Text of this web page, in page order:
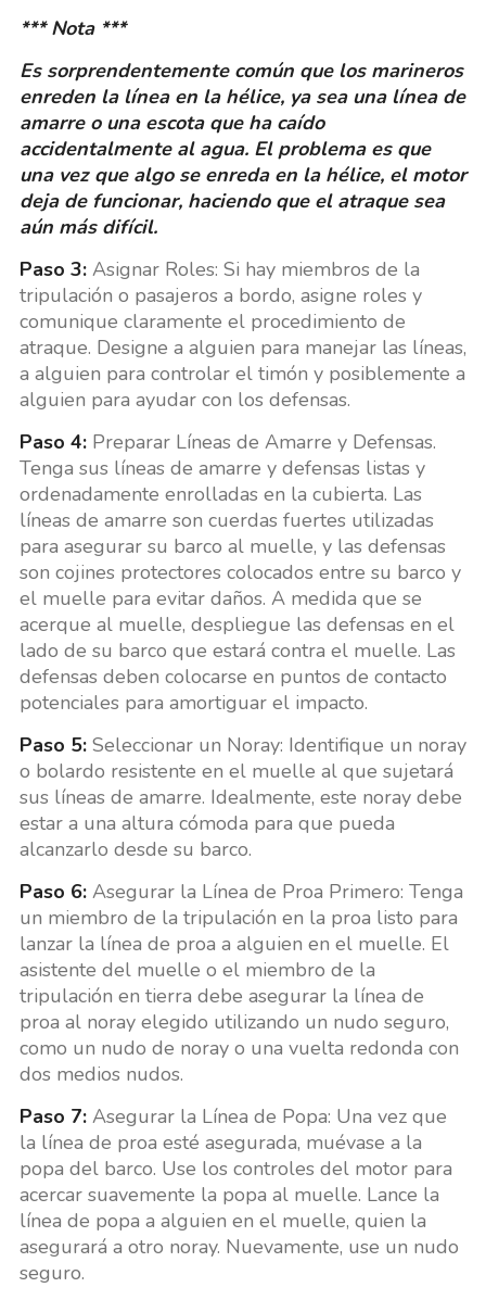
*** Nota ***
Es sorprendentemente común que los marineros
enreden la línea en la hélice, ya sea una línea de
amarre o una escota que ha caído
accidentalmente al agua. El problema es que
una vez que algo se enreda en la hélice, el motor
deja de funcionar, haciendo que el atraque sea
aún más difícil.
Paso 3: Asignar Roles: Si hay miembros de la
tripulación o pasajeros a bordo, asigne roles y
comunique claramente el procedimiento de
atraque. Designe a alguien para manejar las líneas,
a alguien para controlar el timón y posiblemente a
alguien para ayudar con los defensas.
Paso 4: Preparar Líneas de Amarre y Defensas.
Tenga sus líneas de amarre y defensas listas y
ordenadamente enrolladas en la cubierta. Las
líneas de amarre son cuerdas fuertes utilizadas
para asegurar su barco al muelle, y las defensas
son cojines protectores colocados entre su barco y
el muelle para evitar daños. A medida que se
acerque al muelle, despliegue las defensas en el
lado de su barco que estará contra el muelle. Las
defensas deben colocarse en puntos de contacto
potenciales para amortiguar el impacto.
Paso 5:Seleccionar un Noray: Identifique un noray
o bolardo resistente en el muelle al que sujetará
sus líneas de amarre. Idealmente, este noray debe
estar a una altura cómoda para que pueda
alcanzarlo desde su barco.
Paso 6:Asegurar la Línea de Proa Primero: Tenga
un miembro de la tripulación en la proa listo para
lanzar la línea de proa a alguien en el muelle. El
asistente del muelle o el miembro de la
tripulación en tierra debe asegurar la línea de
proa al noray elegido utilizando un nudo seguro,
como un nudo de noray o una vuelta redonda con
dos medios nudos.
Paso 7:Asegurar la Línea de Popa: Una vez que
la línea de proa esté asegurada, muévase a la
popa del barco. Use los controles del motor para
acercar suavemente la popa al muelle. Lance la
línea de popa a alguien en el muelle, quien la
asegurará a otro noray. Nuevamente, use un nudo
seguro.